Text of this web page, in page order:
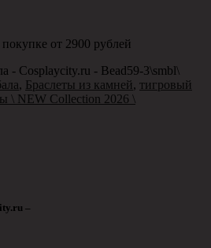
от 2900 рублей
- Cosplaycity.ru - Bead59-3\smbl\
, Браслеты из камней, тигровый
\ NEW Collection 2026 \
–